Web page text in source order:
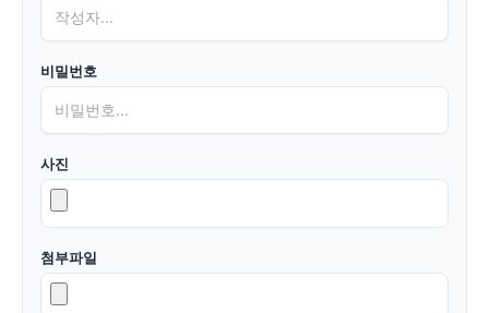
비밀번호
사진
첨부파일